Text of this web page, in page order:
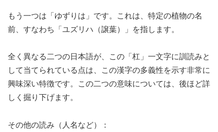
もう一つは「ゆずりは」です。これは、特定の植物の名
前、すなわち「ユズリハ（譲葉）」を指します。
全く異なる二つの日本語が、この「杠」一文字に訓読みと
して当てられている点は、この漢字の多義性を示す非常に
興味深い特徴です。この二つの意味については、後ほど詳
しく掘り下げます。
その他の読み（人名など）：